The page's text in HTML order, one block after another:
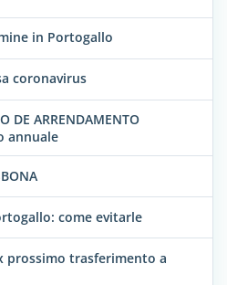
in Portogallo
coronavirus
DE ARRENDAMENTO
annuale
come evitarle
prossimo trasferimento a